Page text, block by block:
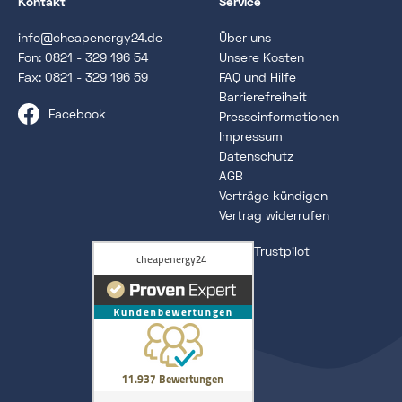
info@cheapenergy24.de
Fon: 0821 - 329 196 54
Fax: 0821 - 329 196 59
Facebook
Über uns
Unsere Kosten
FAQ und Hilfe
Barrierefreiheit
Presseinformationen
Impressum
Datenschutz
AGB
Verträge kündigen
Vertrag widerrufen
Trustpilot